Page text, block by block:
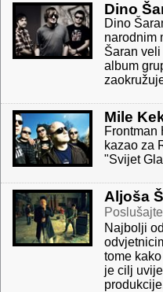
Dino
Dino
narodnim
Šaran
album
Mile
Frontman
kazao za
"Svijet
Aljoša
Najbolji
tome
je cilj